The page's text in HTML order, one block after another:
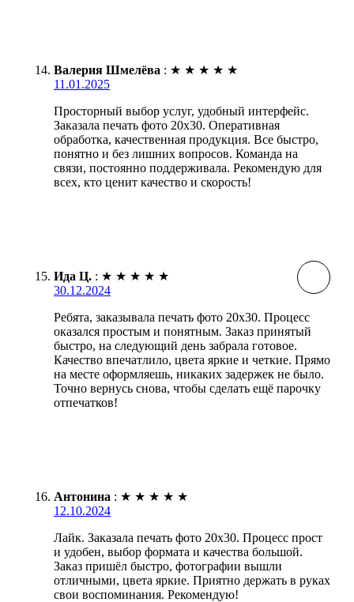
Валерия Шмелёва : ★ ★ ★ ★ ★
11.01.2025
Просторный выбор услуг, удобный интерфейс.
Заказала печать фото 20х30. Оперативная
обработка, качественная продукция. Все быстро,
понятно и без лишних вопросов. Команда на
связи, постоянно поддерживала. Рекомендую для
всех, кто ценит качество и скорость!
Ида Ц. : ★ ★ ★ ★ ★
30.12.2024
Ребята, заказывала печать фото 20х30. Процесс
оказался простым и понятным. Заказ принятый
быстро, на следующий день забрала готовое.
Качество впечатлило, цвета яркие и четкие. Прямо
на месте оформляешь, никаких задержек не было.
Точно вернусь снова, чтобы сделать ещё парочку
отпечатков!
Антонина : ★ ★ ★ ★ ★
12.10.2024
Лайк. Заказала печать фото 20х30. Процесс прост
и удобен, выбор формата и качества большой.
Заказ пришёл быстро, фотографии вышли
отличными, цвета яркие. Приятно держать в руках
свои воспоминания. Рекомендую!